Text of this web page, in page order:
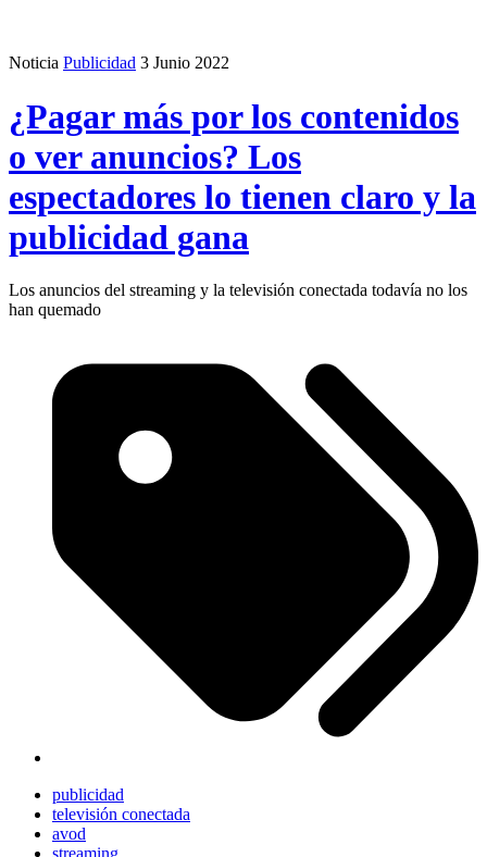
Noticia Publicidad 3 Junio 2022
¿Pagar más por los contenidos
o ver anuncios? Los
espectadores lo tienen claro y la
publicidad gana
Los anuncios del streaming y la televisión conectada todavía no los
han quemado
publicidad
televisión conectada
avod
streaming